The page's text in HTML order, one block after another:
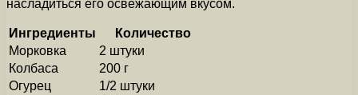
насладиться его освежающим вкусом.
Ингредиенты
Количество
Морковка
2 штуки
Колбаса
200 г
Огурец
1/2 штуки